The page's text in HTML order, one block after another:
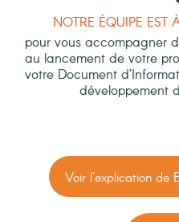
NOTRE ÉQUIPE EST
pour vous accompagner
au lancement de votre
votre Document
développement
Voir l'explication de